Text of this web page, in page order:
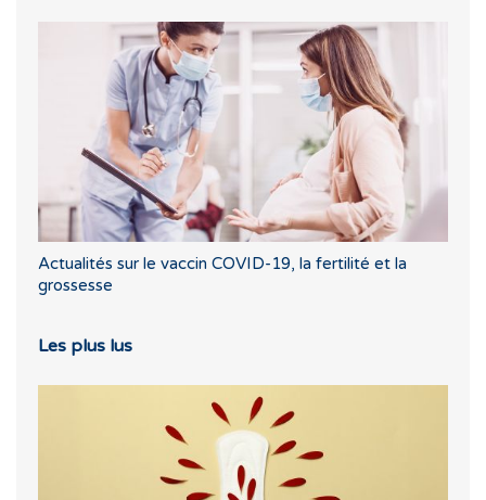
Actualités sur le vaccin COVID-19, la fertilité et la
grossesse
Les plus lus